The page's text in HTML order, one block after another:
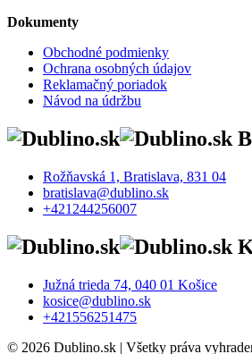
Dokumenty
Obchodné podmienky
Ochrana osobných údajov
Reklamačný poriadok
Návod na údržbu
Rožňavská 1, Bratislava, 831 04
bratislava@dublino.sk
+421244256007
Južná trieda 74, 040 01 Košice
kosice@dublino.sk
+421556251475
© 2026 Dublino.sk | Všetky práva